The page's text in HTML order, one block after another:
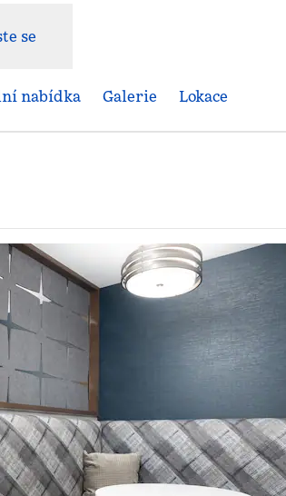
se
nabídka Galerie Lokace